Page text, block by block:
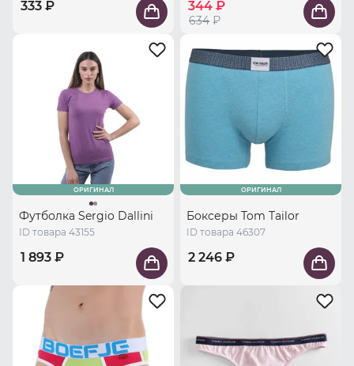
333 ₽ 344 ₽
634 ₽
ОРИГИНАЛ
Футболка Sergio Dallini
ID товара 43155
1 893 ₽
ОРИГИНАЛ
Боксеры Tom Tailor
ID товара 46307
2 246 ₽